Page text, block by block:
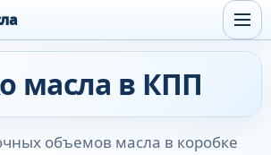
масла в КПП
объемов масла в коробке